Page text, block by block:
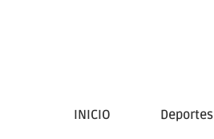
INICIO Deportes